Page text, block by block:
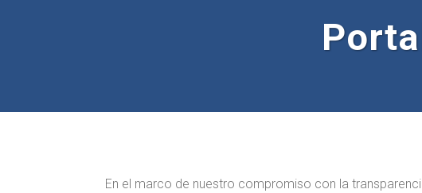
En el marco de nuestro compromiso con la